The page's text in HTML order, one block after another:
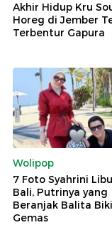
Akhir Hidup Kru
Horeg di Jember
Terbentur Gapura
Wolipop
7 Foto Syahrini
Bali, Putrinya yang
Beranjak Balita
Gemas